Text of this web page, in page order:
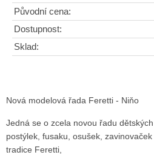
Původní cena:
Dostupnost:
Sklad:
Nová modelová řada Feretti - Niňo
Jedná se o zcela novou řadu
postýlek, fusaku, osušek, zavinovaček ,
tradice Feretti,